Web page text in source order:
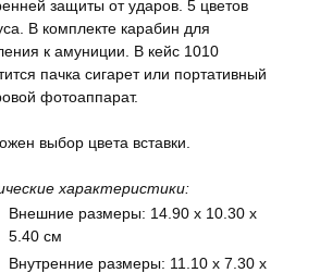
защиты от ударов. 5 цветов
В комплекте карабин для
к амуниции. В кейс 1010
пачка сигарет или портативный
фотоаппарат.
выбор цвета вставки.
характеристики:
Внешние размеры: 14.90 x 10.30 x
5.40 см
Внутренние размеры: 11.10 x 7.30 x